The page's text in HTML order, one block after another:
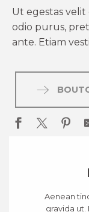
Ut egestas
odio purus,
ante. Etiam
Aenean
gravida ut.